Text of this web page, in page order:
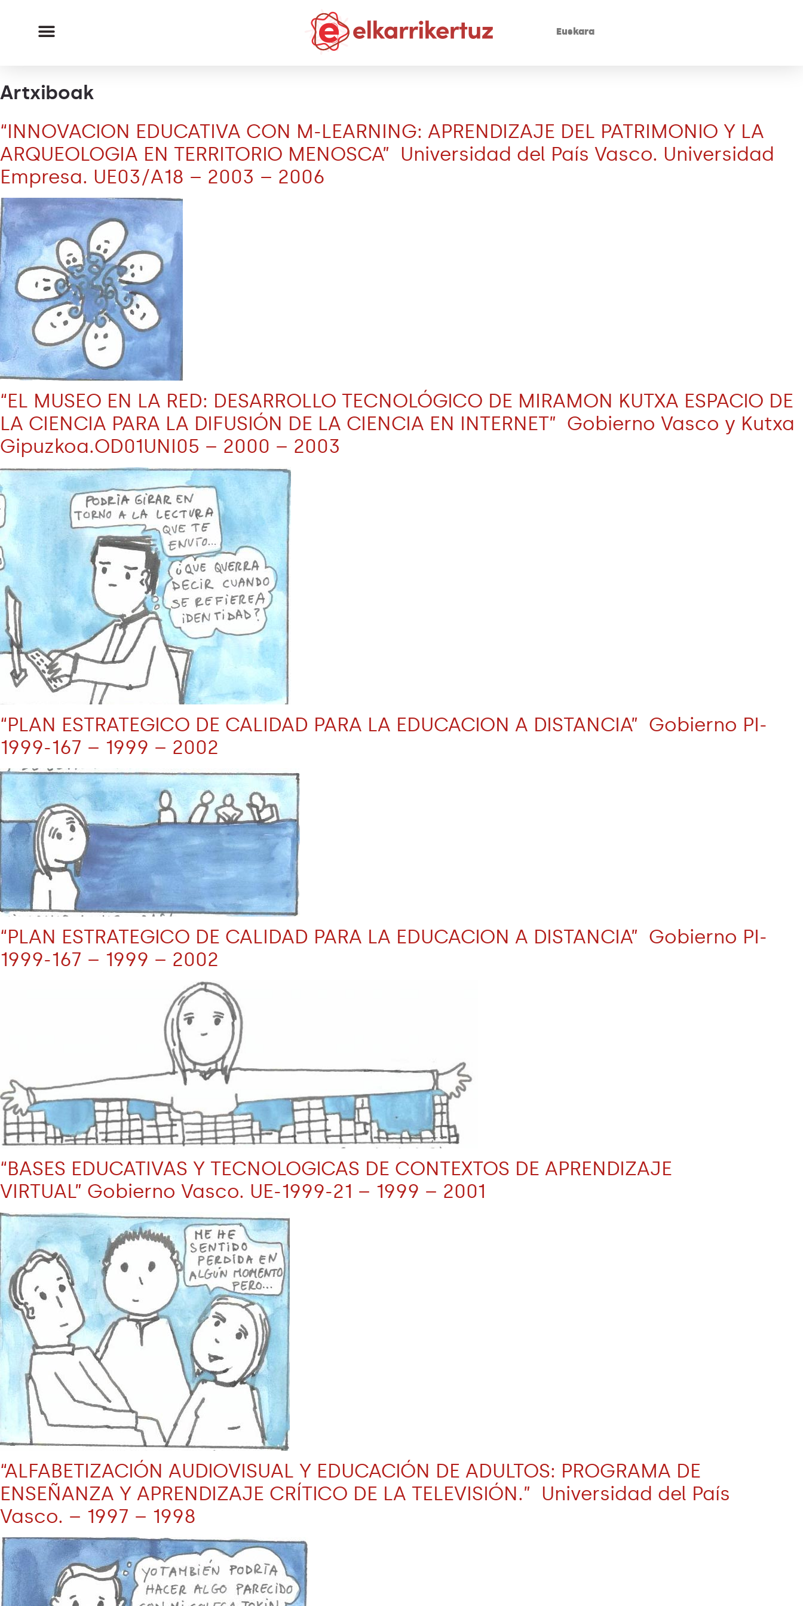
Euskara
Artxiboak
“INNOVACION EDUCATIVA CON M-LEARNING: APRENDIZAJE DEL PATRIMONIO Y LA
ARQUEOLOGIA EN TERRITORIO MENOSCA” Universidad del País Vasco. Universidad
Empresa. UE03/A18 – 2003 – 2006
“EL MUSEO EN LA RED: DESARROLLO TECNOLÓGICO DE MIRAMON KUTXA ESPACIO DE
LA CIENCIA PARA LA DIFUSIÓN DE LA CIENCIA EN INTERNET” Gobierno Vasco y Kutxa
Gipuzkoa.OD01UNI05 – 2000 – 2003
“PLAN ESTRATEGICO DE CALIDAD PARA LA EDUCACION A DISTANCIA” Gobierno PI-
1999-167 – 1999 – 2002
“PLAN ESTRATEGICO DE CALIDAD PARA LA EDUCACION A DISTANCIA” Gobierno PI-
1999-167 – 1999 – 2002
“BASES EDUCATIVAS Y TECNOLOGICAS DE CONTEXTOS DE APRENDIZAJE
VIRTUAL” Gobierno Vasco. UE-1999-21 – 1999 – 2001
“ALFABETIZACIÓN AUDIOVISUAL Y EDUCACIÓN DE ADULTOS: PROGRAMA DE
ENSEÑANZA Y APRENDIZAJE CRÍTICO DE LA TELEVISIÓN.” Universidad del País
Vasco. – 1997 – 1998